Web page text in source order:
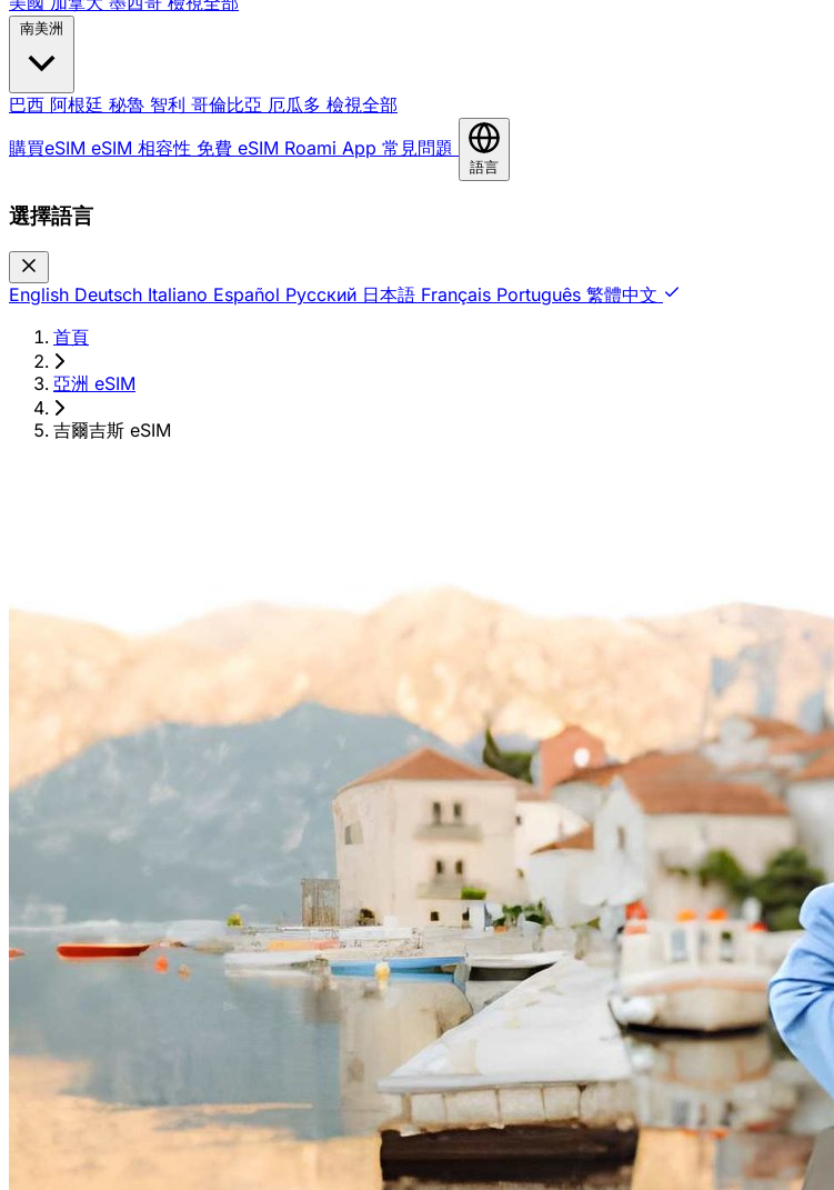
南美洲
巴西 阿根廷 秘魯 智利 哥倫比亞 厄瓜多 檢視全部
購買eSIM eSIM 相容性 免費 eSIM Roami App 常見問題
語言
選擇語言
English Deutsch Italiano Español Русский 日本語 Français Português 繁體中文
首頁
›
亞洲 eSIM
›
吉爾吉斯 eSIM